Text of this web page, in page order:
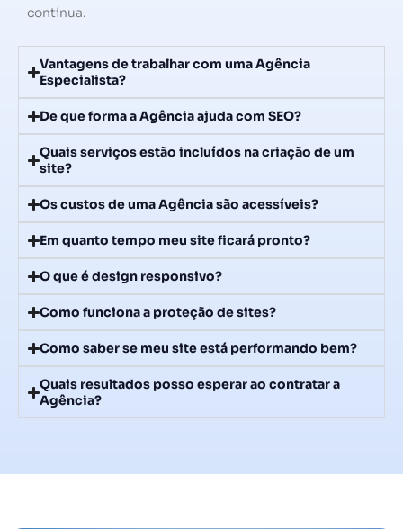
contínua.
Vantagens de trabalhar com uma Agência
Especialista?
De que forma a Agência ajuda com SEO?
Quais serviços estão incluídos na criação de um
site?
Os custos de uma Agência são acessíveis?
Em quanto tempo meu site ficará pronto?
O que é design responsivo?
Como funciona a proteção de sites?
Como saber se meu site está performando bem?
Quais resultados posso esperar ao contratar a
Agência?